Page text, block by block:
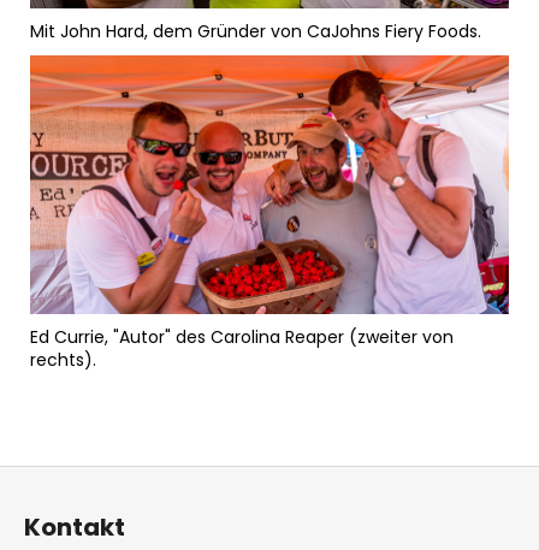
Mit John Hard, dem Gründer von CaJohns Fiery Foods.
Ed Currie, "Autor" des Carolina Reaper (zweiter von
rechts).
F
Kontakt